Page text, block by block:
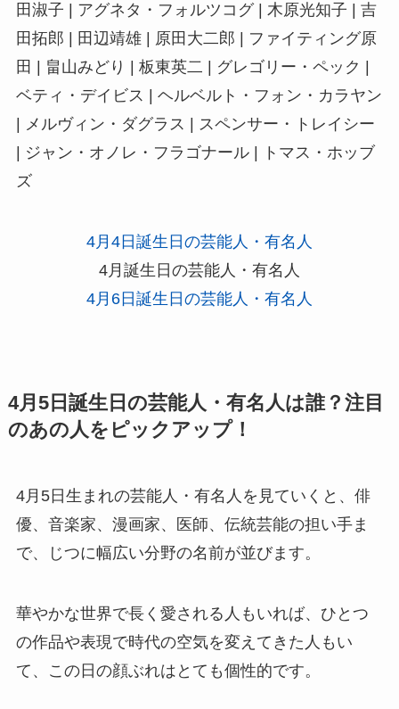
田淑子 | アグネタ・フォルツコグ | 木原光知子 | 吉
田拓郎 | 田辺靖雄 | 原田大二郎 | ファイティング原
田 | 畠山みどり | 板東英二 | グレゴリー・ペック |
ベティ・デイビス | ヘルベルト・フォン・カラヤン
| メルヴィン・ダグラス | スペンサー・トレイシー
| ジャン・オノレ・フラゴナール | トマス・ホッブ
ズ
4月4日誕生日の芸能人・有名人
4月誕生日の芸能人・有名人
4月6日誕生日の芸能人・有名人
4月5日誕生日の芸能人・有名人は誰？注目
のあの人をピックアップ！
4月5日生まれの芸能人・有名人を見ていくと、俳
優、音楽家、漫画家、医師、伝統芸能の担い手ま
で、じつに幅広い分野の名前が並びます。
華やかな世界で長く愛される人もいれば、ひとつ
の作品や表現で時代の空気を変えてきた人もい
て、この日の顔ぶれはとても個性的です。